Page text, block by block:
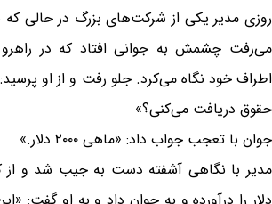
روزی مدیر یکی از شرکت‌های بزرگ در حالی
می‌رفت چشمش به جوانی افتاد که در راهرو
اطراف خود نگاه می‌کرد. جلو رفت و از او
حقوق دریافت می‌کنی؟»
جوان با تعجب جواب داد: «ماهی ۲۰۰۰ دلار.»